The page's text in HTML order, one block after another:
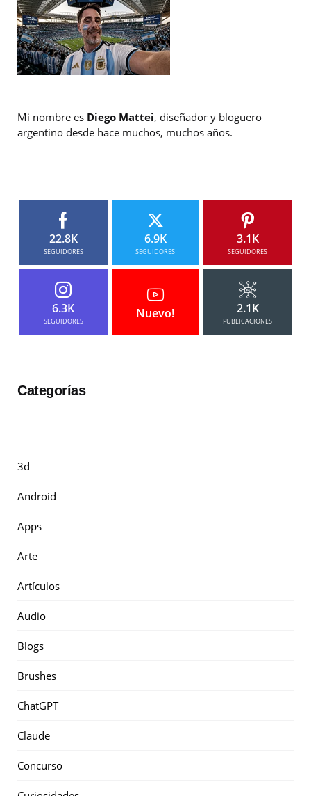
Mi nombre es Diego Mattei, diseñador y bloguero
argentino desde hace muchos, muchos años.
22.8K
SEGUIDORES
6.9K
SEGUIDORES
3.1K
SEGUIDORES
6.3K
SEGUIDORES
Nuevo! 2.1K
PUBLICACIONES
Categorías
3d
Android
Apps
Arte
Artículos
Audio
Blogs
Brushes
ChatGPT
Claude
Concurso